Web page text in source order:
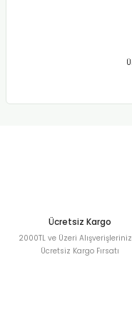
Ücretsiz Kargo
2000TL ve Üzeri
Ücretsiz Kargo Fırsatı